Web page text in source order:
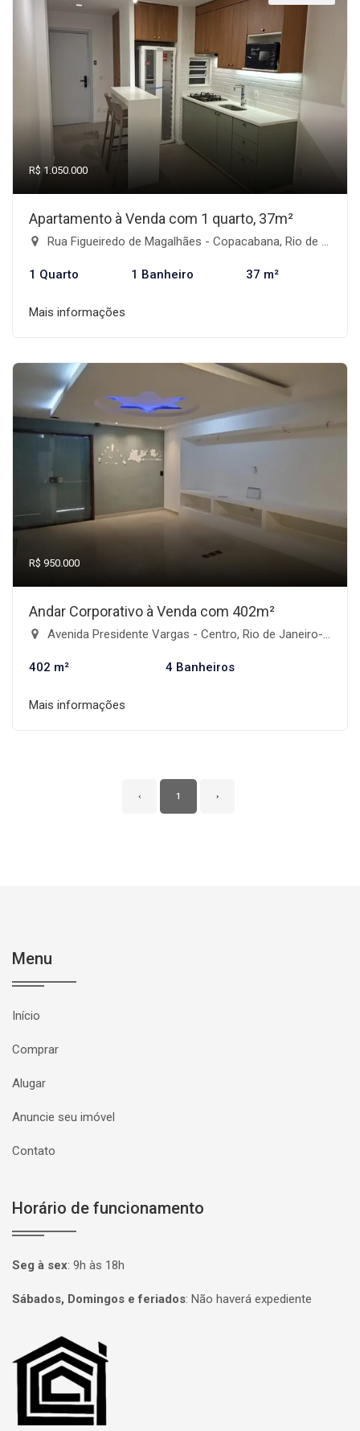
R$ 1.050.000
Apartamento à Venda com 1 quarto, 37m²
Rua Figueiredo de Magalhães - Copacabana, Rio de Janeiro-RJ
1 Quarto 1 Banheiro 37 m²
Mais informações
R$ 950.000
Andar Corporativo à Venda com 402m²
Avenida Presidente Vargas - Centro, Rio de Janeiro-RJ
402 m² 4 Banheiros
Mais informações
‹ 1 ›
Menu
Início
Comprar
Alugar
Anuncie seu imóvel
Contato
Horário de funcionamento
Seg à sex: 9h às 18h
Sábados, Domingos e feriados: Não haverá expediente
Página inicial